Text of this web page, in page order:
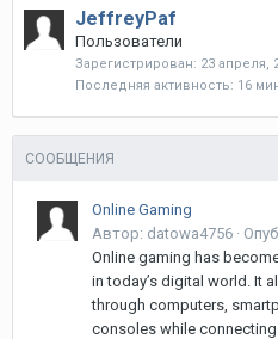
JeffreyPaf
Пользователи
Зарегистрирован: 23 апреля,
Последняя активность: 16
СООБЩЕНИЯ
Online Gaming
Автор: datowa4756 ·
Online gaming has
in today’s digital world. It
through computers,
consoles while